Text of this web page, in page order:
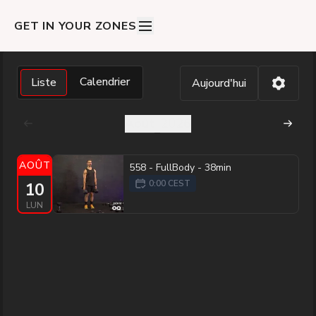
GET IN YOUR ZONES
Liste Calendrier Aujourd'hui
AOÛT
10
LUN
558 - FullBody - 38min
0:00 CEST